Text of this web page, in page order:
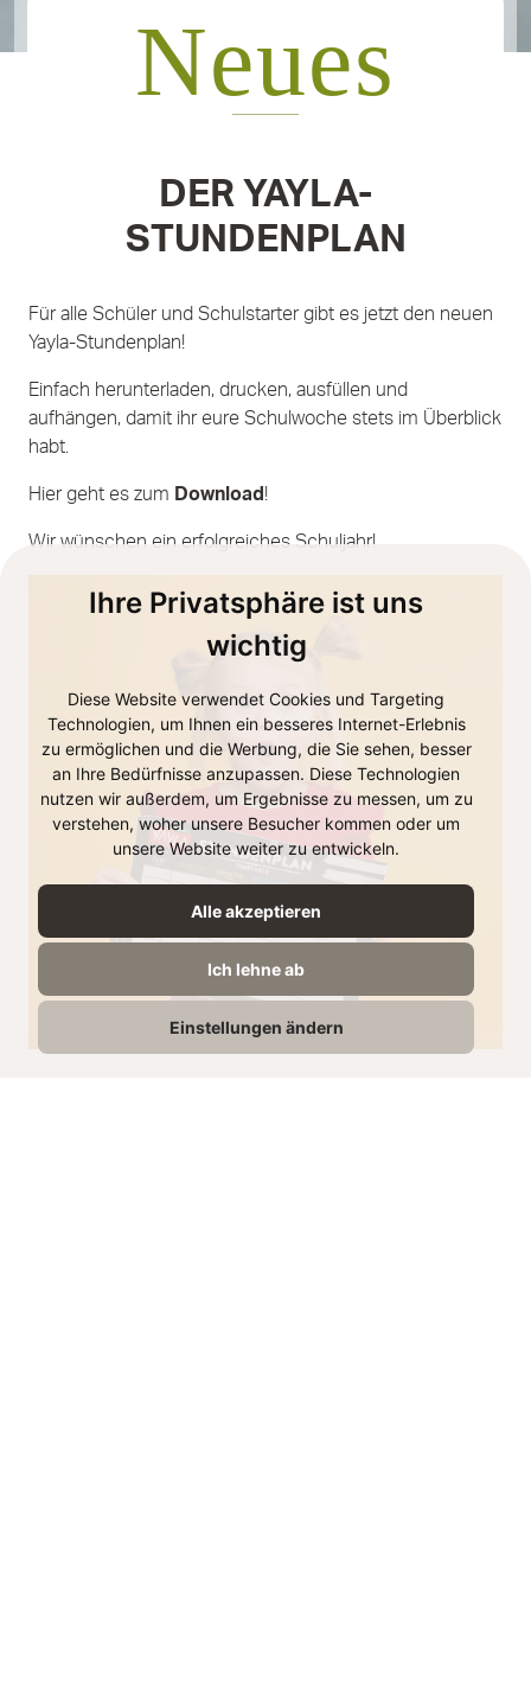
Ihre Privatsphäre ist uns
wichtig
Diese Website verwendet Cookies und Targeting
Technologien, um Ihnen ein besseres Internet-Erlebnis
zu ermöglichen und die Werbung, die Sie sehen, besser
an Ihre Bedürfnisse anzupassen. Diese Technologien
nutzen wir außerdem, um Ergebnisse zu messen, um zu
verstehen, woher unsere Besucher kommen oder um
unsere Website weiter zu entwickeln.
Alle akzeptieren
Ich lehne ab
Einstellungen ändern
Neues
DER YAYLA-
STUNDENPLAN
Für alle Schüler und Schulstarter gibt es jetzt den neuen
Yayla-Stundenplan!
Einfach herunterladen, drucken, ausfüllen und
aufhängen, damit ihr eure Schulwoche stets im Überblick
habt.
Hier geht es zum Download !
Wir wünschen ein erfolgreiches Schuljahr!